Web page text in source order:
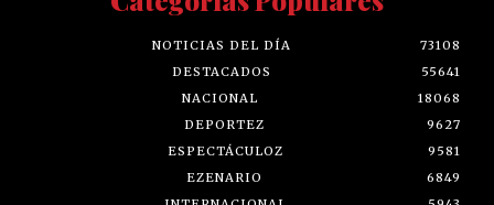
NOTICIAS DEL DÍA
73108
DESTACADOS
55641
NACIONAL
18068
DEPORTEZ
9627
ESPECTÁCULOZ
9581
EZENARIO
6849